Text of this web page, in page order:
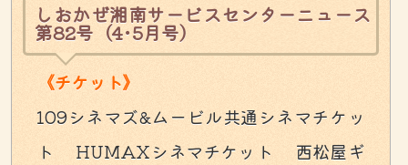
しおかぜ湘南サービスセンターニュース
第82号（4･5月号）
《チケット》
109シネマズ&ムービル共通シネマチケッ
ト HUMAXシネマチケット 西松屋ギ